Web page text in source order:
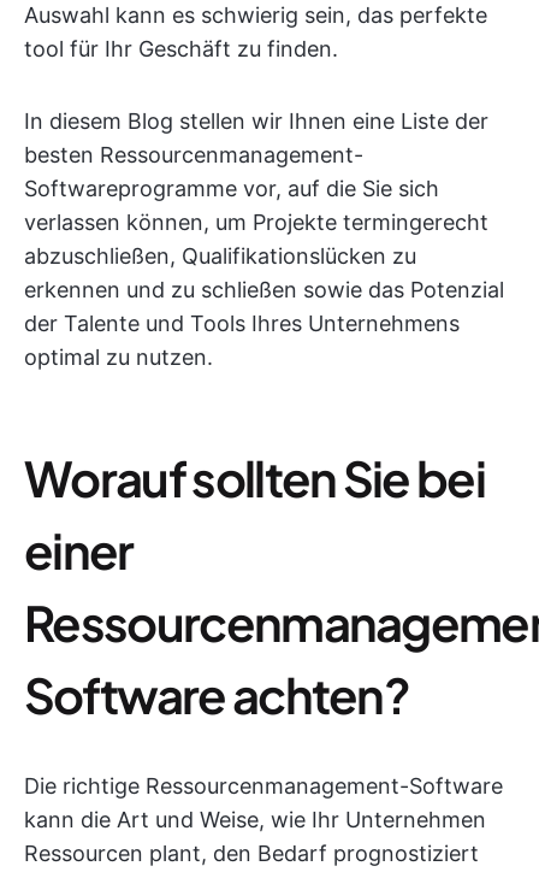
Auswahl kann es schwierig sein, das perfekte
tool für Ihr Geschäft zu finden.
In diesem Blog stellen wir Ihnen eine Liste der
besten Ressourcenmanagement-
Softwareprogramme vor, auf die Sie sich
verlassen können, um Projekte termingerecht
abzuschließen, Qualifikationslücken zu
erkennen und zu schließen sowie das Potenzial
der Talente und Tools Ihres Unternehmens
optimal zu nutzen.
Worauf sollten Sie bei
einer
Software achten?
Die richtige Ressourcenmanagement-Software
kann die Art und Weise, wie Ihr Unternehmen
Ressourcen plant, den Bedarf prognostiziert